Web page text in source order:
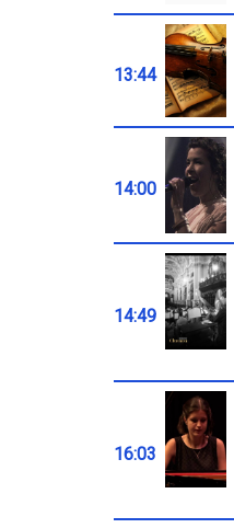
13:44
14:00
14:49
16:03